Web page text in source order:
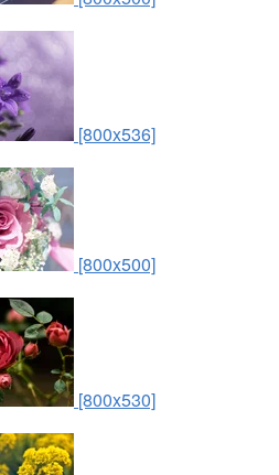
[800x536]
[800x500]
[800x530]